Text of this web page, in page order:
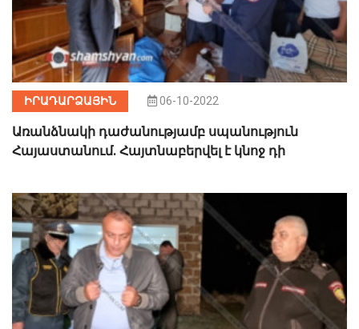
ԻՐԱԴԱՐՁԱՅԻՆ 06-10-2022
Առանձնակի դաժանությամբ սպանություն
Հայաստանում. Հայտնաբերվել է կնոջ դի